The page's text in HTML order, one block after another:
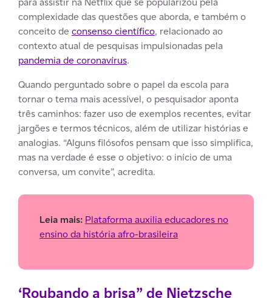
complexidade das questões que aborda, e também o
conceito de consenso científico, relacionado ao
contexto atual de pesquisas impulsionadas pela
pandemia de coronavírus.
Quando perguntado sobre o papel da escola para
tornar o tema mais acessível, o pesquisador aponta
três caminhos: fazer uso de exemplos recentes, evitar
jargões e termos técnicos, além de utilizar histórias e
analogias. “Alguns filósofos pensam que isso simplifica,
mas na verdade é esse o objetivo: o início de uma
conversa, um convite”, acredita.
Leia mais: Plataforma auxilia educadores no
ensino da história afro-brasileira
‘Roubando a brisa” de Nietzsche